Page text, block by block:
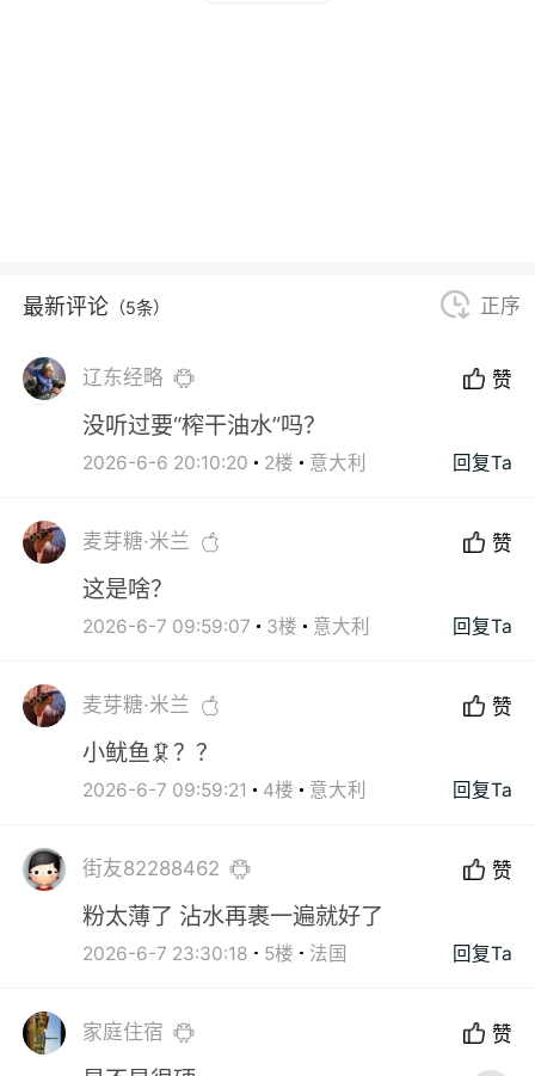
最新评论 （5条） 正序
辽东经略 赞
没听过要“榨干油水”吗？
2026-6-6 20:10:20 2楼 意大利 回复Ta
麦芽糖·米兰 赞
这是啥？
2026-6-7 09:59:07 3楼 意大利 回复Ta
麦芽糖·米兰 赞
小鱿鱼🦑？？
2026-6-7 09:59:21 4楼 意大利 回复Ta
街友82288462 赞
粉太薄了 沾水再裹一遍就好了
2026-6-7 23:30:18 5楼 法国 回复Ta
家庭住宿 赞